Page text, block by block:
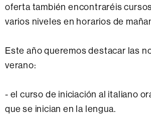
oferta también encontraréis
varios niveles en horarios de
Este año queremos destacar las
verano:
- el curso de iniciación al italiano
que se inician en la lengua.